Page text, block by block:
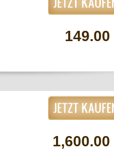
149.00
1,600.00